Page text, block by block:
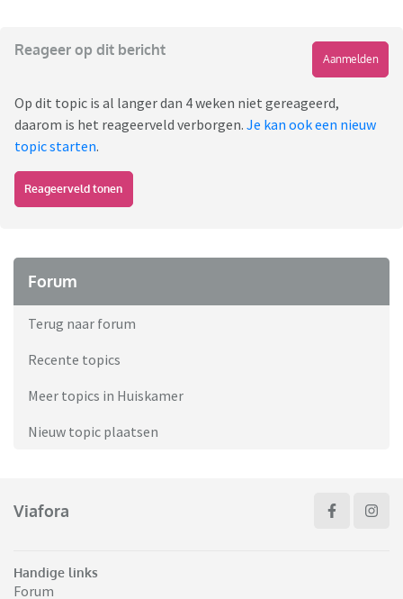
Reageer op dit bericht
Aanmelden
Op dit topic is al langer dan 4 weken niet gereageerd,
daarom is het reageerveld verborgen. Je kan ook een nieuw
topic starten.
Reageerveld tonen
Forum
Terug naar forum
Recente topics
Meer topics in Huiskamer
Nieuw topic plaatsen
Viafora
Handige links
Forum